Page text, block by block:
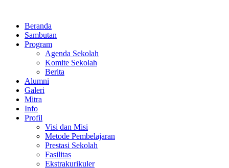
kontenBeranda
Sambutan
Program
Agenda Sekolah
Komite Sekolah
Berita
Alumni
Galeri
Mitra
Info
Profil
Visi dan Misi
Metode Pembelajaran
Prestasi Sekolah
Fasilitas
Ekstrakurikuler